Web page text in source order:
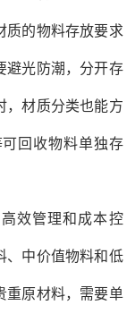
质的物料存放要求
避光防潮，分开存
，材质分类也能方
回收物料单独存
效管理和成本控
、中价值物料和低
重原材料，需要单